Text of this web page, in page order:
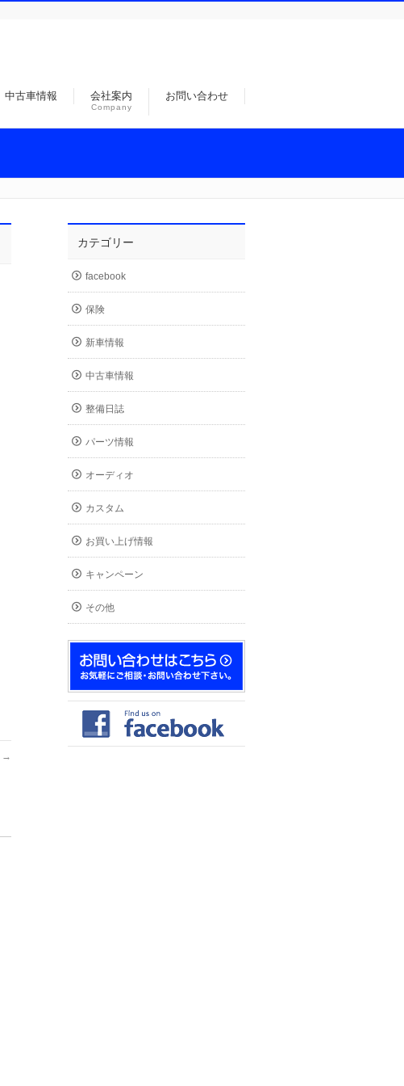
中古車情報 会社案内
Company
お問い合わせ
→
カテゴリー
facebook
保険
新車情報
中古車情報
整備日誌
パーツ情報
オーディオ
カスタム
お買い上げ情報
キャンペーン
その他